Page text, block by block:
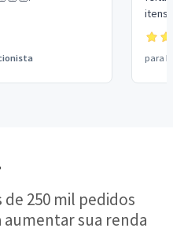
para
de 250 mil pedidos
aumentar sua renda